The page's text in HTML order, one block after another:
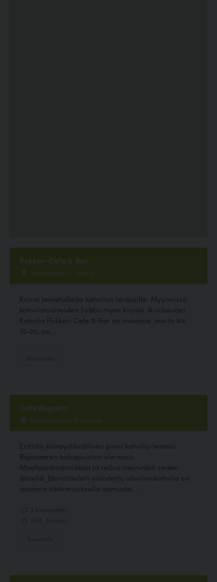
Pokkari Cafe & Bar
Mosaiikkitori 2, Helsinki
Koirat tervetulleita kahvilan terassille. Myynnissä
kahvilatuotteiden lisäksi myös kirjoja. A-oikeudet.
Kahvila Pokkari Cafe & Bar on avoinna: ma-to klo
10-20, pe...
Cafe Regatta
Merikannontie 10, Helsinki
Erittäin koiraystävällinen pieni kahvila-terassi
Rajasaaren koirapuiston vieressä.
Maalaisromantiikkaa ja reilua meininkiä veden
äärellä. Jännittävästi sisustettu ulkoilmakahvila on
avoinna säävarauksella aamusta...